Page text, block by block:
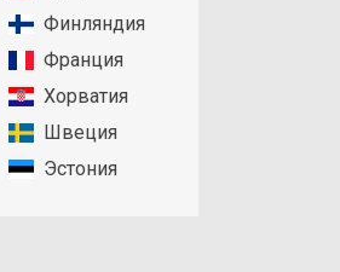
Финляндия
Франция
Хорватия
Швеция
Эстония